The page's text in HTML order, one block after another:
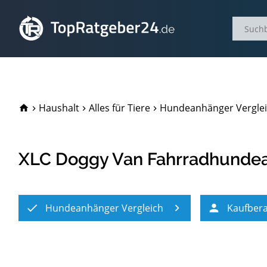
TopRatgeber24.de
Haushalt Alles für Tiere Hundeanhänger
XLC Doggy Van
Hundeanhänger Vergleich